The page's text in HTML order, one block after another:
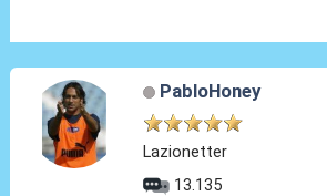
PabloHoney
Lazionetter
13.135